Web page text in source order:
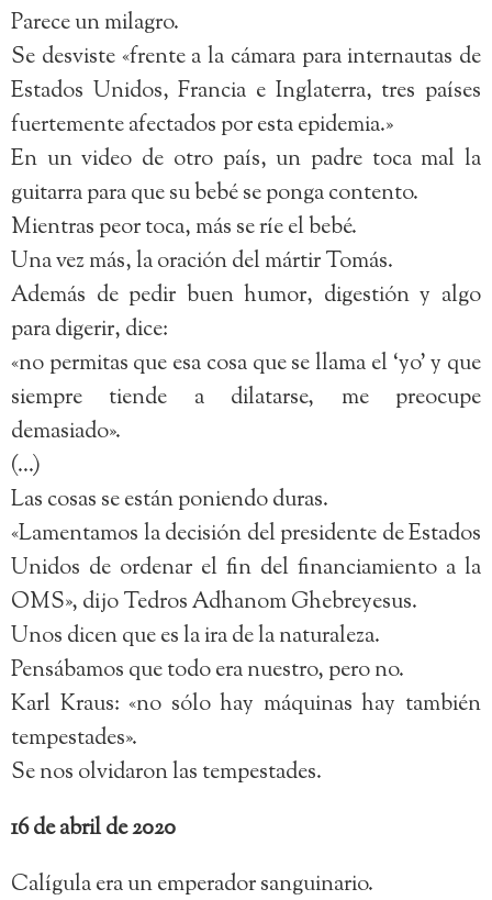
Parece un milagro.
Se desviste «frente a la cámara para internautas de
Estados Unidos, Francia e Inglaterra, tres países
fuertemente afectados por esta epidemia.»
En un video de otro país, un padre toca mal la
guitarra para que su bebé se ponga contento.
Mientras peor toca, más se ríe el bebé.
Una vez más, la oración del mártir Tomás.
Además de pedir buen humor, digestión y algo
para digerir, dice:
«no permitas que esa cosa que se llama el ‘yo’ y que
siempre tiende a dilatarse, me preocupe
demasiado».
(…)
Las cosas se están poniendo duras.
«Lamentamos la decisión del presidente de Estados
Unidos de ordenar el fin del financiamiento a la
OMS», dijo Tedros Adhanom Ghebreyesus.
Unos dicen que es la ira de la naturaleza.
Pensábamos que todo era nuestro, pero no.
Karl Kraus: «no sólo hay máquinas hay también
tempestades».
Se nos olvidaron las tempestades.
16 de abril de 2020
Calígula era un emperador sanguinario.